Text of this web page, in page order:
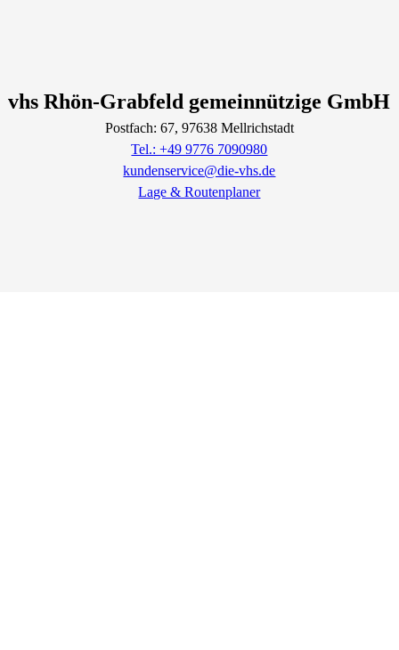
vhs Rhön-Grabfeld gemeinnützige GmbH
Postfach: 67, 97638 Mellrichstadt
Tel.: +49 9776 7090980
kundenservice@die-vhs.de
Lage & Routenplaner